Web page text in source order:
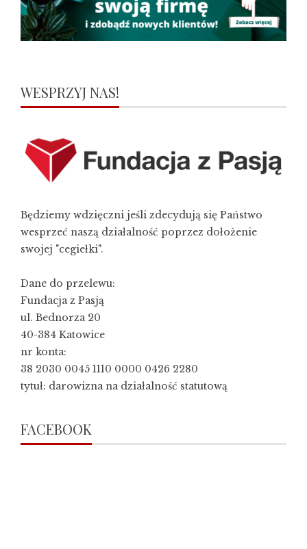
WESPRZYJ NAS!
Będziemy wdzięczni jeśli zdecydują się Państwo
wesprzeć naszą działalność poprzez dołożenie
swojej "cegiełki".
Dane do przelewu:
Fundacja z Pasją
ul. Bednorza 20
40-384 Katowice
nr konta:
38 2030 0045 1110 0000 0426 2280
tytuł: darowizna na działalność statutową
FACEBOOK